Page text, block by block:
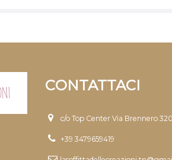
CONTATTACI
c/o Top Center Via Brennero
+39 3479659419